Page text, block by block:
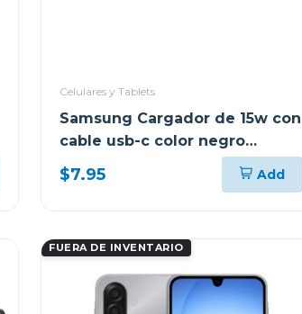
Celulares y Tablets
Samsung Cargador de 15w con
cable usb-c color negro
ept1510
$7.95 Add
FUERA DE INVENTARIO